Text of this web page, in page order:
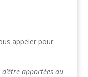
appeler pour
apportées au